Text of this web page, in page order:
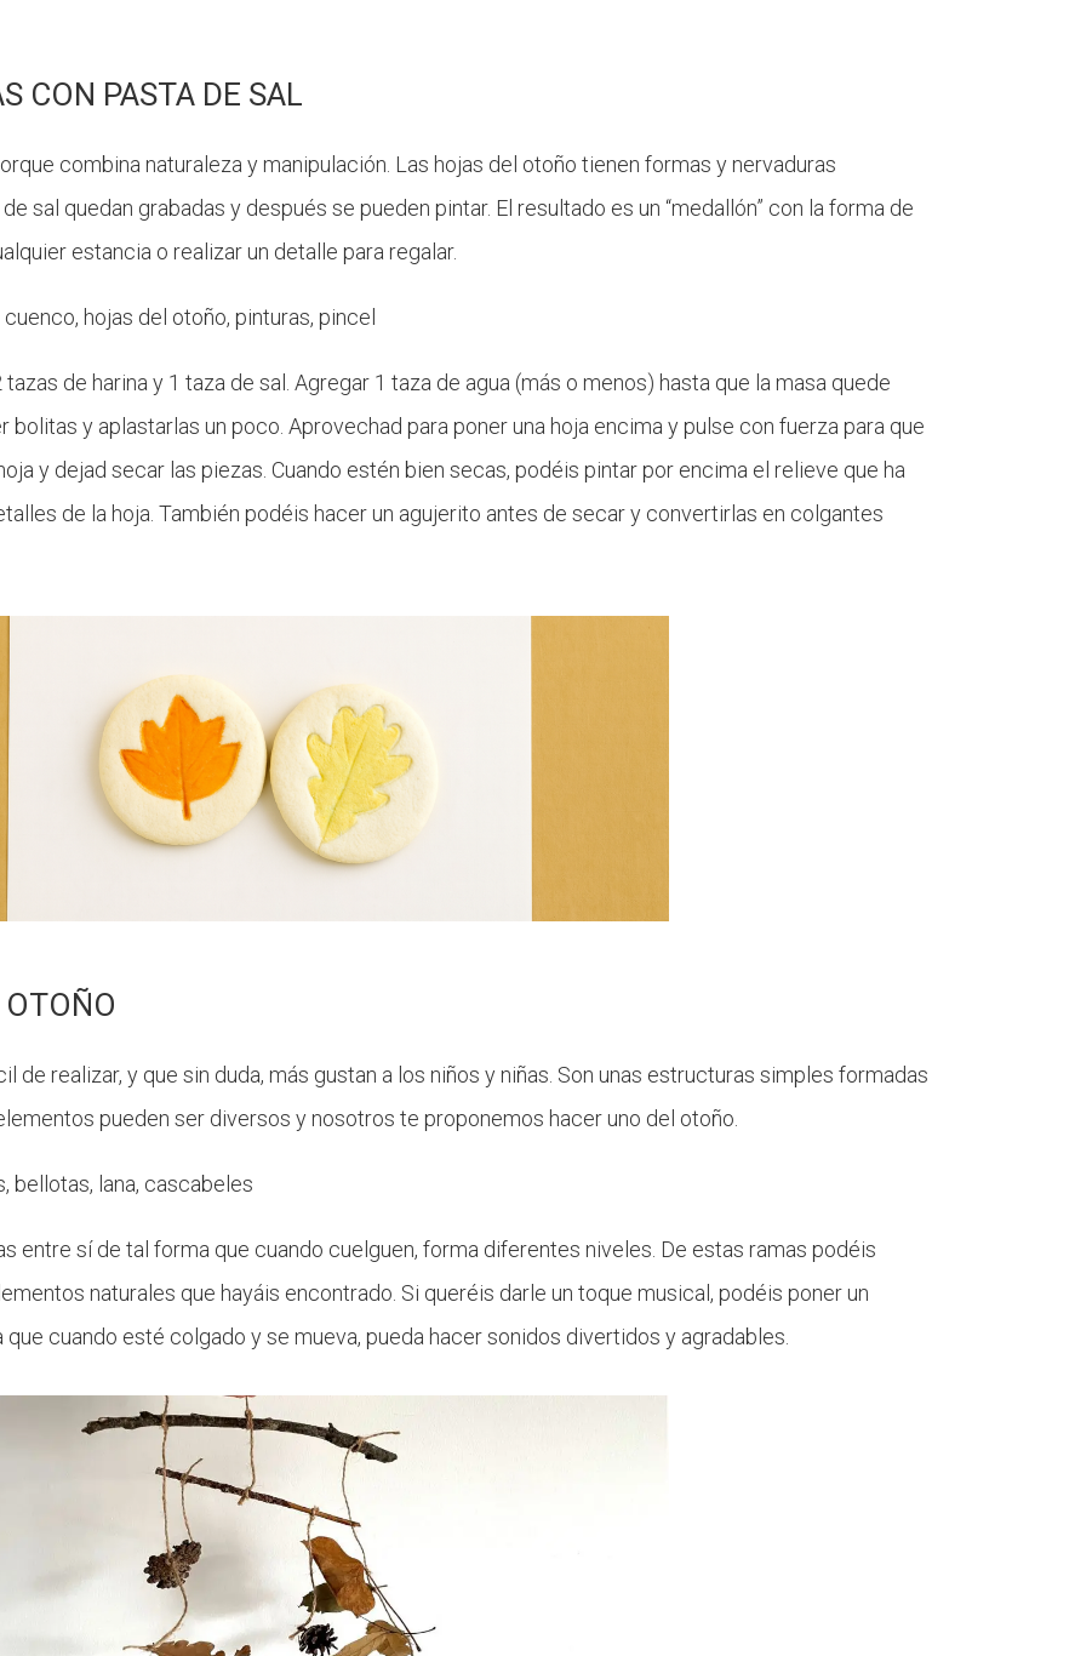
CON PASTA DE SAL
combina naturaleza y manipulación. Las hojas del otoño tienen formas y nervaduras
sal quedan grabadas y después se pueden pintar. El resultado es un “medallón” con la forma de
estancia o realizar un detalle para regalar.
cuenco, hojas del otoño, pinturas, pincel
de harina y 1 taza de sal. Agregar 1 taza de agua (más o menos) hasta que la masa quede
y aplastarlas un poco. Aprovechad para poner una hoja encima y pulse con fuerza para que
y dejad secar las piezas. Cuando estén bien secas, podéis pintar por encima el relieve que ha
de la hoja. También podéis hacer un agujerito antes de secar y convertirlas en colgantes
de realizar, y que sin duda, más gustan a los niños y niñas. Son unas estructuras simples formadas
pueden ser diversos y nosotros te proponemos hacer uno del otoño.
bellotas, lana, cascabeles
entre sí de tal forma que cuando cuelguen, forma diferentes niveles. De estas ramas podéis
naturales que hayáis encontrado. Si queréis darle un toque musical, podéis poner un
que cuando esté colgado y se mueva, pueda hacer sonidos divertidos y agradables.